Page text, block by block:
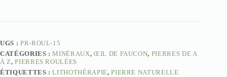
UGS : PR-ROUL-15
CATÉGORIES :MINÉRAUX, ŒIL DE FAUCON, PIERRES DE A
À Z,PIERRES ROULÉES
ÉTIQUETTES :LITHOTHÉRAPIE,PIERRE NATURELLE